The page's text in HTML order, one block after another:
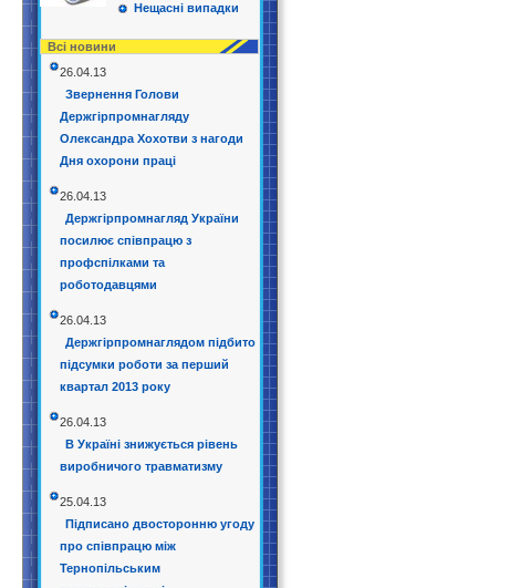
Нещасні випадки
Всі новини
26.04.13
Звернення Голови
Держгірпромнагляду
Олександра Хохотви з нагоди
Дня охорони праці
26.04.13
Держгірпромнагляд України
посилює співпрацю з
профспілками та
роботодавцями
26.04.13
Держгірпромнаглядом підбито
підсумки роботи за перший
квартал 2013 року
26.04.13
В Україні знижується рівень
виробничого травматизму
25.04.13
Підписано двосторонню угоду
про співпрацю між
Тернопільським